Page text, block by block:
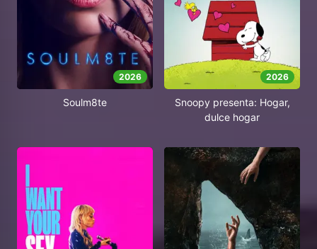
2026
Soulm8te
2026
Snoopy presenta: Hogar,
dulce hogar